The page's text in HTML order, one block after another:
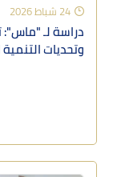
24 شباط 2026
دراسة لـ
وتحديات